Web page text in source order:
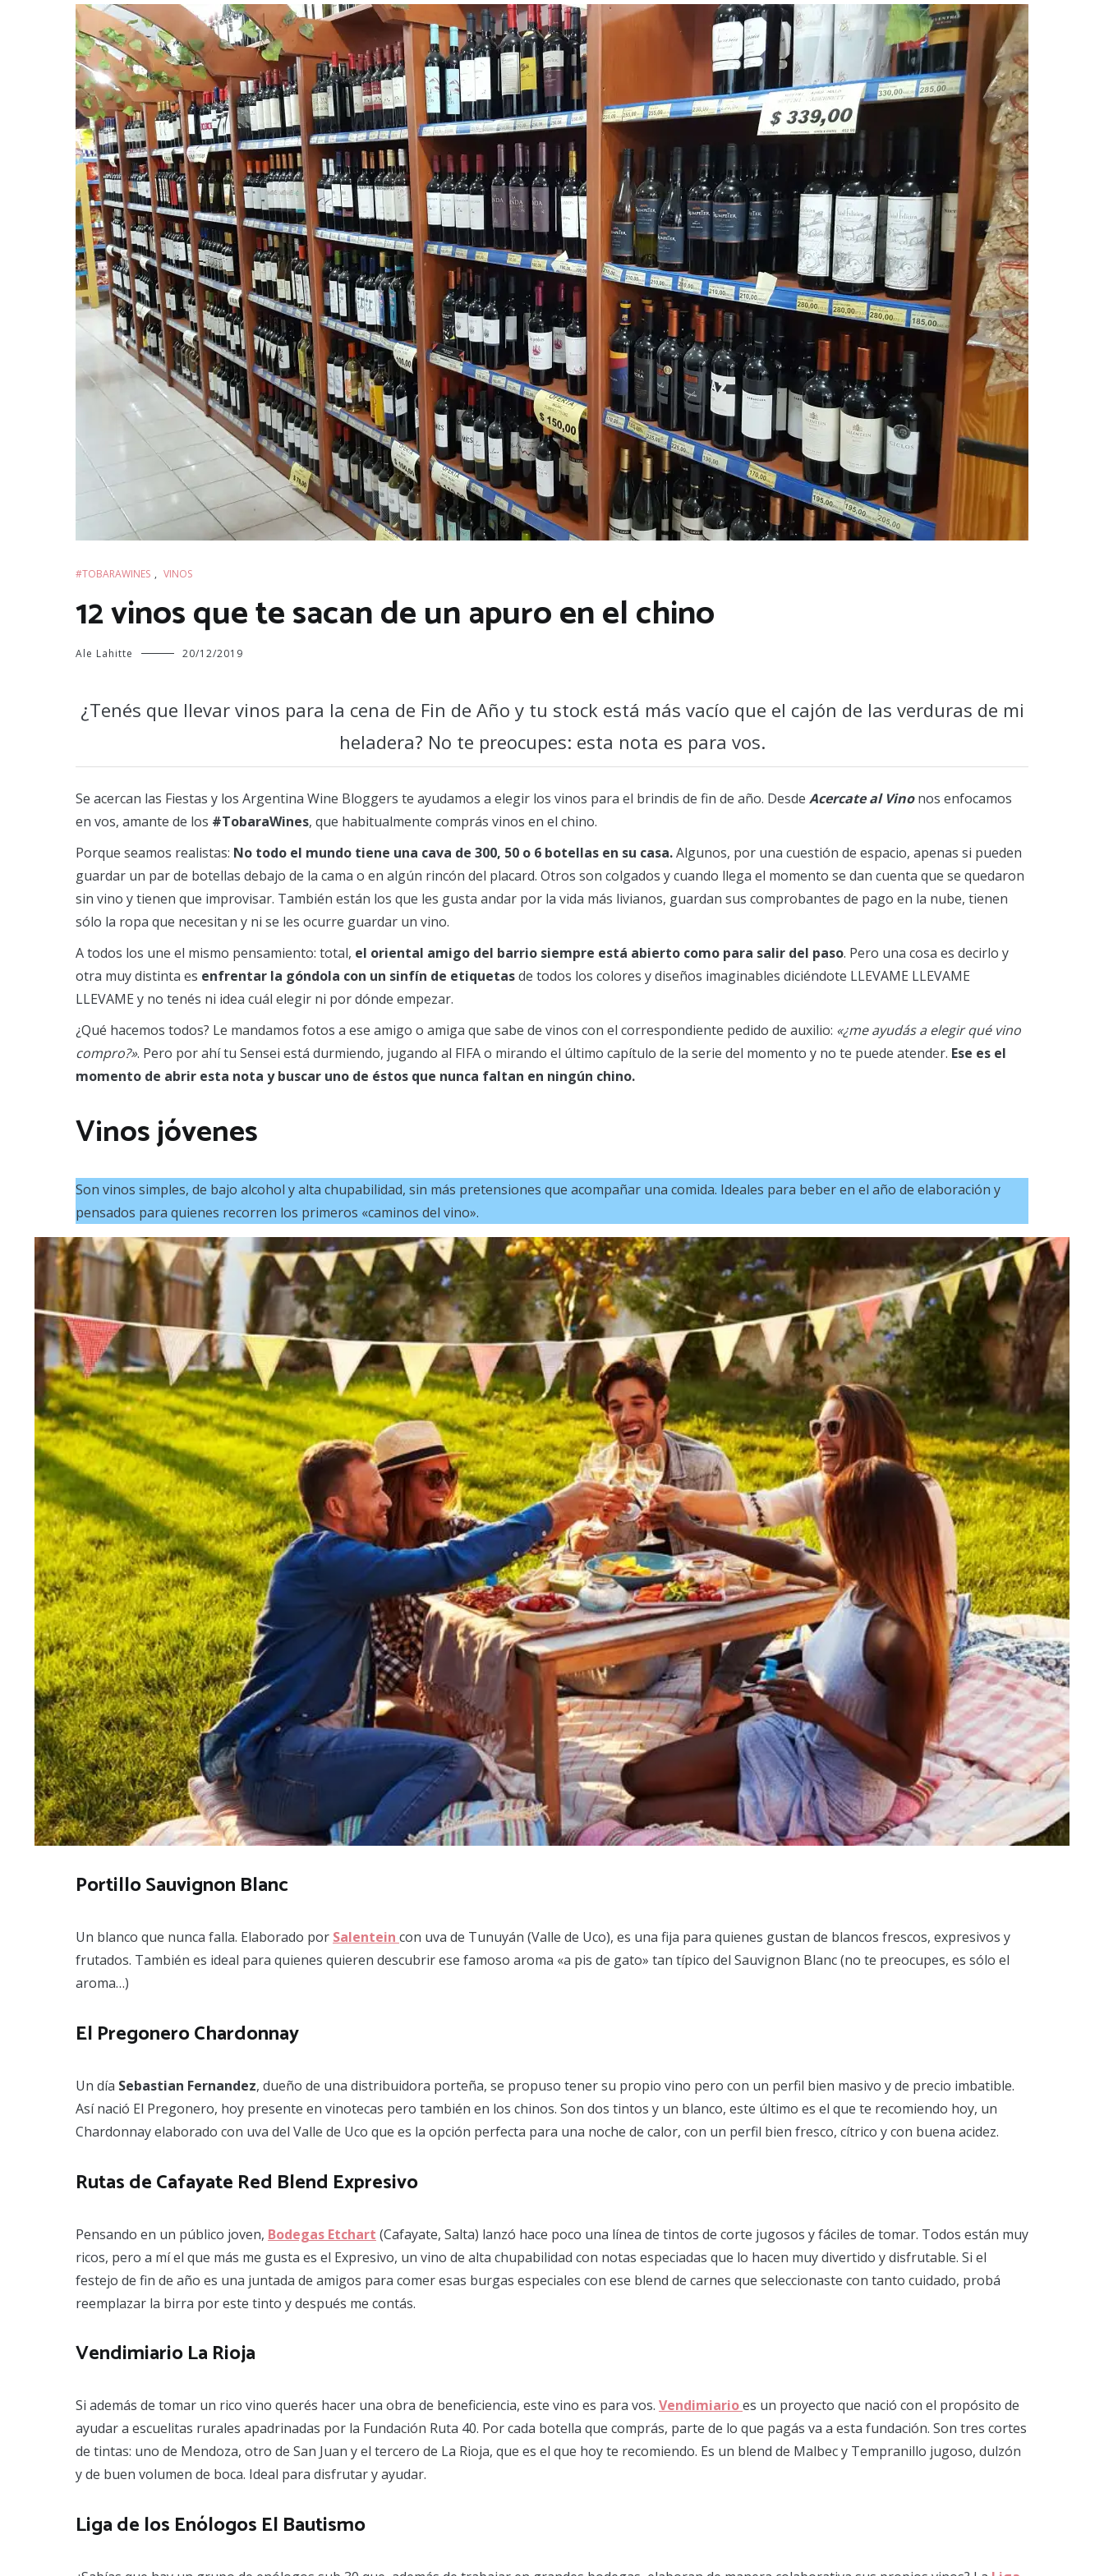
#TOBARAWINES , VINOS
12 vinos que te sacan de un apuro en el chino
Ale Lahitte 20/12/2019
¿Tenés que llevar vinos para la cena de Fin de Año y tu stock está más vacío que el cajón de las verduras de mi
heladera? No te preocupes: esta nota es para vos.
Se acercan las Fiestas y los Argentina Wine Bloggers te ayudamos a elegir los vinos para el brindis de fin de año. Desde Acercate al Vinonos enfocamos
en vos, amante de los #TobaraWines, que habitualmente comprás vinos en el chino.
Porque seamos realistas: No todo el mundo tiene una cava de 300, 50 o 6 botellas en su casa.Algunos, por una cuestión de espacio, apenas si pueden
guardar un par de botellas debajo de la cama o en algún rincón del placard. Otros son colgados y cuando llega el momento se dan cuenta que se quedaron
sin vino y tienen que improvisar. También están los que les gusta andar por la vida más livianos, guardan sus comprobantes de pago en la nube, tienen
sólo la ropa que necesitan y ni se les ocurre guardar un vino.
A todos los une el mismo pensamiento: total, el oriental amigo del barrio siempre está abierto como para salir del paso. Pero una cosa es decirlo y
otra muy distinta es enfrentar la góndola con un sinfín de etiquetasde todos los colores y diseños imaginables diciéndote LLEVAME LLEVAME
LLEVAME y no tenés ni idea cuál elegir ni por dónde empezar.
¿Qué hacemos todos? Le mandamos fotos a ese amigo o amiga que sabe de vinos con el correspondiente pedido de auxilio: «¿me ayudás a elegir qué vino
compro?». Pero por ahí tu Sensei está durmiendo, jugando al FIFA o mirando el último capítulo de la serie del momento y no te puede atender. Ese es el
momento de abrir esta nota y buscar uno de éstos que nunca faltan en ningún chino.
Vinos jóvenes
Son vinos simples, de bajo alcohol y alta chupabilidad, sin más pretensiones que acompañar una comida. Ideales para beber en el año de elaboración y
pensados para quienes recorren los primeros «caminos del vino».
Portillo Sauvignon Blanc
Un blanco que nunca falla. Elaborado por Salentein con uva de Tunuyán (Valle de Uco), es una fija para quienes gustan de blancos frescos, expresivos y
frutados. También es ideal para quienes quieren descubrir ese famoso aroma «a pis de gato» tan típico del Sauvignon Blanc (no te preocupes, es sólo el
aroma…)
El Pregonero Chardonnay
Un día Sebastian Fernandez, dueño de una distribuidora porteña, se propuso tener su propio vino pero con un perfil bien masivo y de precio imbatible.
Así nació El Pregonero, hoy presente en vinotecas pero también en los chinos. Son dos tintos y un blanco, este último es el que te recomiendo hoy, un
Chardonnay elaborado con uva del Valle de Uco que es la opción perfecta para una noche de calor, con un perfil bien fresco, cítrico y con buena acidez.
Rutas de Cafayate Red Blend Expresivo
Pensando en un público joven, Bodegas Etchart (Cafayate, Salta) lanzó hace poco una línea de tintos de corte jugosos y fáciles de tomar. Todos están muy
ricos, pero a mí el que más me gusta es el Expresivo, un vino de alta chupabilidad con notas especiadas que lo hacen muy divertido y disfrutable. Si el
festejo de fin de año es una juntada de amigos para comer esas burgas especiales con ese blend de carnes que seleccionaste con tanto cuidado, probá
reemplazar la birra por este tinto y después me contás.
Vendimiario La Rioja
Si además de tomar un rico vino querés hacer una obra de beneficiencia, este vino es para vos. Vendimiarioes un proyecto que nació con el propósito de
ayudar a escuelitas rurales apadrinadas por la Fundación Ruta 40. Por cada botella que comprás, parte de lo que pagás va a esta fundación. Son tres cortes
de tintas: uno de Mendoza, otro de San Juan y el tercero de La Rioja, que es el que hoy te recomiendo. Es un blend de Malbec y Tempranillo jugoso, dulzón
y de buen volumen de boca. Ideal para disfrutar y ayudar.
Liga de los Enólogos El Bautismo